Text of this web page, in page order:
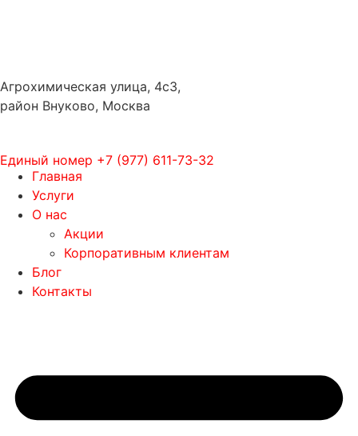
Агрохимическая улица, 4с3,
район Внуково, Москва
Единый номер +7 (977) 611-73-32
Главная
Услуги
О нас
Акции
Корпоративным клиентам
Блог
Контакты